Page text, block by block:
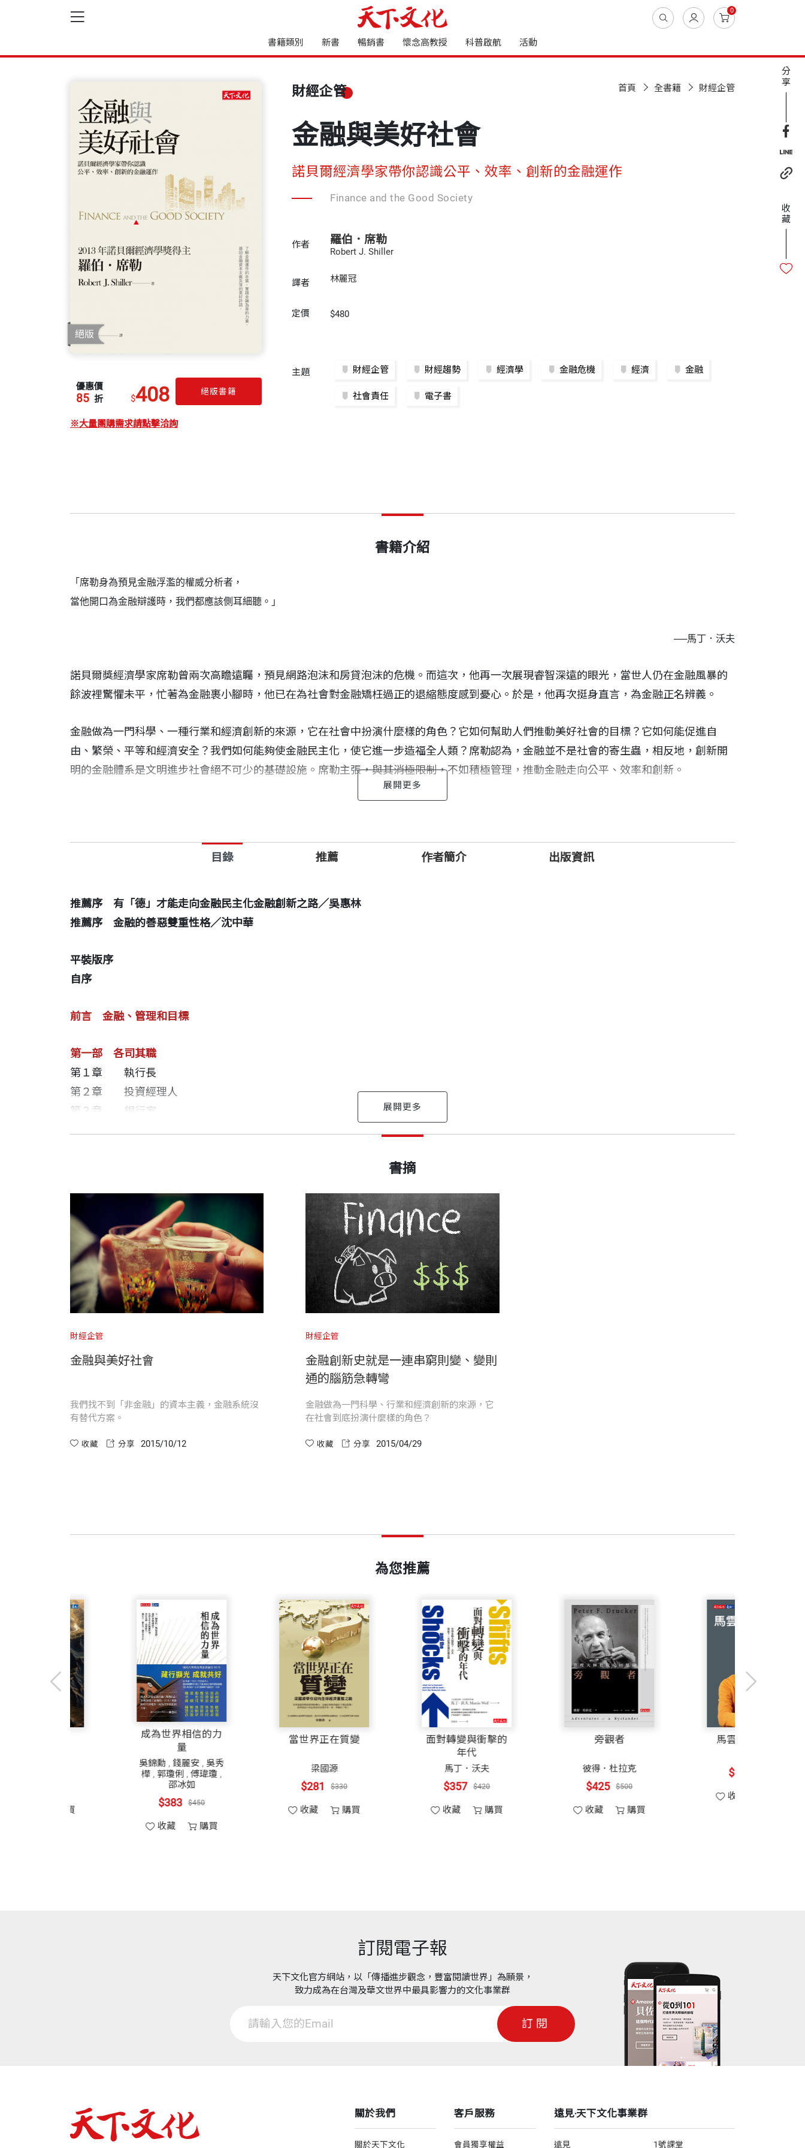
0
書籍類別 新書 暢銷書 懷念高教授 科普啟航 活動
財經企管 首頁 全書籍 財經企管
優惠價
85 折 $408 絕版書籍
※大量團購需求請點擊洽詢
金融與美好社會
諾貝爾經濟學家帶你認識公平、效率、創新的金融運作
Finance and the Good Society
作者 羅伯．席勒
Robert J. Shiller
譯者 林麗冠
定價 $480
主題 財經企管 財經趨勢 經濟學 金融危機 經濟 金融
社會責任 電子書
書籍介紹
「席勒身為預見金融浮濫的權威分析者，
當他開口為金融辯護時，我們都應該側耳細聽。」
──馬丁．沃夫
諾貝爾獎經濟學家席勒曾兩次高瞻遠矚，預見網路泡沫和房貸泡沫的危機。而這次，他再一次展現睿智深遠的眼光，當世人仍在金融風暴的
餘波裡驚懼未平，忙著為金融裹小腳時，他已在為社會對金融矯枉過正的退縮態度感到憂心。於是，他再次挺身直言，為金融正名辨義。
金融做為一門科學、一種行業和經濟創新的來源，它在社會中扮演什麼樣的角色？它如何幫助人們推動美好社會的目標？它如何能促進自
由、繁榮、平等和經濟安全？我們如何能夠使金融民主化，使它進一步造福全人類？席勒認為，金融並不是社會的寄生蟲，相反地，創新開
明的金融體系是文明進步社會絕不可少的基礎設施。席勒主張，與其消極限制，不如積極管理，推動金融走向公平、效率和創新。
目錄 推薦 作者簡介 出版資訊
推薦序 有「德」才能走向金融民主化金融創新之路／吳惠林
推薦序 金融的善惡雙重性格／沈中華
平裝版序
自序
前言 金融、管理和目標
第一部
各司其職
第１章
執行長
第２章
投資經理人
第３章
銀行家
市場設計者和金融工程師
第９章 衍生金融商品供應商
第１０章 律師和理財顧問
第１１章 遊說團體
第１２章 監管人員
第１３章 會計師和稽核員
第１５章 公共財融資者
第１６章 穩定經濟政策制定者
第１８章 慈善家
第２３章 債務和槓桿
第２７章 不平等與不公義
第２８章 慈善事業的挑戰
第２９章 資本所有權的分散
第３０章 昔今歷史裡的幻覺
結語 金融、權力與人性價值
讓金融發揮正面功能
本書是席勒在耶魯大學講授25年的金融課程講義的通俗版，全書主要有兩部，第一部講述各個金融角色的分工合作，第二部則剖析金融的願
景並檢討得失。席勒解說金融歷史的演化，清楚描述從事金融業務的各個角色，最後在結語中，語重心長地對「金融、權力與人性價值」作
感性告白。
中。」他也強調：「完善的金融資本主義能為權力鬥爭建立安全的競技場，而不致引發暴亂。想獲得這樣的體系，需要適當的創新，將金融
變得更人性化，並且考量到從行為經濟學和神經經濟學中得到的更多知識。目前還沒有已知的經濟體系能夠改進人性中的攻擊衝動，但至少
能夠加以緩和。」席勒明確地表示：「金融機構的進展比軟硬體發展更重要。金融體系本身是一個資訊處理系統，是建立在人力基礎而非電
子元件基礎上的系統，而且人工智慧領域要取代人類智慧還言之過早。」
對於金融、金融商品和金融制度，有克魯曼「返本歸真」回到無趣傳統的保守路，有席勒繼續創新並做機制設計的積極前進之民主路。無論
推動經濟運轉。另外，在股票市場上，每個人只認購一小部分股份，但集合起來卻是一大筆資金，有能力、富創意的企業家募集到這筆錢，
就能充分發揮，開創新格局制度，但當創意失敗，由大家分擔損失，故損失有限。另外，金融制度本身也住著一個魔鬼，由於股東的要求，
對經理人產生莫大的壓力，急著追求很高的利潤，人們變得急功好利，甚至涉足內線交易、做假帳，最後帶來災難。
歷史告訴我們，在大部分時間與大部分地區，金融都是善蓋過惡。但每隔四至八年，天使開始鬆懈，善念衰退，魔鬼心態開始滋長。一旦惡
大於善，金融體系瓦解，這時人們稱之為「金融危機」。為了壓抑魔鬼，政府祭出兩種方法，一是鼓勵公司自願潛心向善，即公司治理或企
業社會責任；一是強力嚴格管制，例如充分要求揭露訊息、違規處以巨額罰款。
歷史上，金融的善惡兩股力量不斷循環交錯，故「金融能否與美好社會共處」，端看這兩者的力量大小。
耶魯大學（Yale University）經濟學教授，2013年諾貝爾經濟學獎得主。
著作《葛林史班的非理性繁榮》（Irrational Exuberance）為《紐約時報》暢銷書，曾與艾克羅夫合著《動物本能》。
林麗冠 譯者
台灣大學中文系學士，美國密蘇里大學新聞碩士，譯有《誰說人是理性的》、《漫步華爾街》（合譯）、《稱職主管16堂課》、《專案，就
是要這樣管理》、《決策制定》、《廢墟中站起的巨人》、《我的祕密河流》、《在地的幸福經濟》、《兩性大和解》、《Top Sales報告》
和《星際遊俠》等書。
書號 BCB539
出版社 天下文化
裝幀 軟皮精裝
印刷規格 黑白
ISBN 9789863206279
書摘
財經企管
金融與美好社會
我們找不到「非金融」的資本主義，金融系統沒
有替代方案。
收藏 分享 2015/10/12
財經企管
金融創新史就是一連串窮則變、變則
通的腦筋急轉彎
金融做為一門科學、行業和經濟創新的來源，它
在社會到底扮演什麼樣的角色？
收藏 分享 2015/04/29
為您推薦
文明的原點
達奈爾
$520
收藏
成為世界相信的力
量
錢麗安,吳秀
郭瓊俐,傅瑋瓊
邵冰如
$383
當世界正在質變
梁國源
$281 $330
收藏 購買
面對轉變與衝擊的
馬丁．沃夫
$357 $420
收藏 購買
旁觀者
彼得．杜拉克
分
享
收
藏
訂閱電子報
天下文化官方網站，以「傳播進步觀念，豐富閱讀世界」為願景，
致力成為在台灣及華文世界中最具影響力的文化事業群
訂閱
關於我們
關於天下文化
客戶服務
會員獨享權益
遠見‧天下文化事業群
遠見 1號課堂